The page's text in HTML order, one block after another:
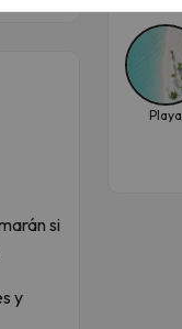
si
y
Playa